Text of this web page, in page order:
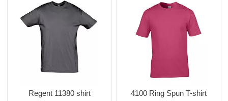
Regent 11380 shirt 4100 Ring Spun T-shirt